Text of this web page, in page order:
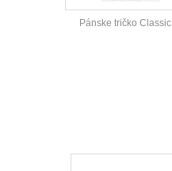
Pánske tričko Classic